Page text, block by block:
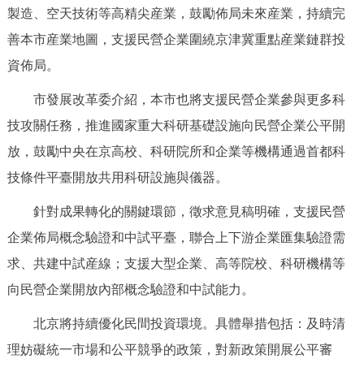
綠色北京 圖説北京 視頻北京
多語種
ESPAÑOL العربية
ITALIANO
製造、空天技術等高精尖産業，鼓勵佈局未來産業，持續完
善本市産業地圖，支援民營企業圍繞京津冀重點産業鏈群投
資佈局。
市發展改革委介紹，本市也將支援民營企業參與更多科
技攻關任務，推進國家重大科研基礎設施向民營企業公平開
放，鼓勵中央在京高校、科研院所和企業等機構通過首都科
技條件平臺開放共用科研設施與儀器。
針對成果轉化的關鍵環節，徵求意見稿明確，支援民營
企業佈局概念驗證和中試平臺，聯合上下游企業匯集驗證需
求、共建中試産線；支援大型企業、高等院校、科研機構等
向民營企業開放內部概念驗證和中試能力。
北京將持續優化民間投資環境。具體舉措包括：及時清
理妨礙統一市場和公平競爭的政策，對新政策開展公平審